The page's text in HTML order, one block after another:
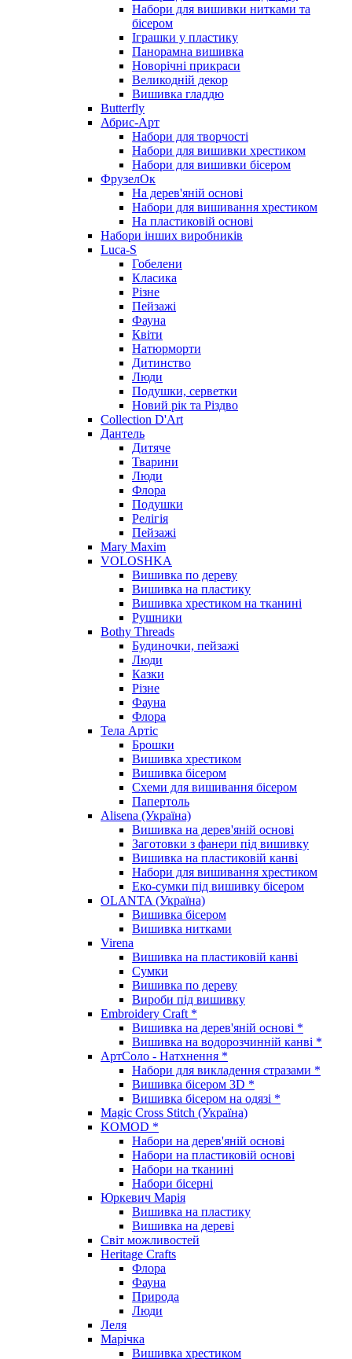
Набори для вишивки нитками та
бісером
Іграшки у пластику
Панорамна вишивка
Новорічні прикраси
Великодній декор
Вишивка гладдю
Butterfly
Абрис-Арт
Набори для творчості
Набори для вишивки хрестиком
Набори для вишивки бісером
ФрузелОк
На дерев'яній основі
Набори для вишивання хрестиком
На пластиковій основі
Набори інших виробників
Luca-S
Гобелени
Класика
Різне
Пейзажі
Фауна
Квіти
Натюрморти
Дитинство
Люди
Подушки, серветки
Новий рік та Різдво
Collection D'Art
Дантель
Дитяче
Тварини
Люди
Флора
Подушки
Релігія
Пейзажі
Mary Maxim
VOLOSHKA
Вишивка по дереву
Вишивка на пластику
Вишивка хрестиком на тканині
Рушники
Bothy Threads
Будиночки, пейзажі
Люди
Казки
Різне
Фауна
Флора
Тела Артіс
Брошки
Вишивка хрестиком
Вишивка бісером
Схеми для вишивання бісером
Папертоль
Alisena (Україна)
Вишивка на дерев'яній основі
Заготовки з фанери під вишивку
Вишивка на пластиковій канві
Набори для вишивання хрестиком
Еко-сумки під вишивку бісером
OLANTA (Україна)
Вишивка бісером
Вишивка нитками
Virena
Вишивка на пластиковій канві
Сумки
Вишивка по дереву
Вироби під вишивку
Embroidery Craft *
Вишивка на дерев'яній основі *
Вишивка на водорозчинній канві *
АртСоло - Натхнення *
Набори для викладення стразами *
Вишивка бісером 3D *
Вишивка бісером на одязі *
Magic Cross Stitch (Україна)
KOMOD *
Набори на дерев'яній основі
Набори на пластиковій основі
Набори на тканині
Набори бісерні
Юркевич Марія
Вишивка на пластику
Вишивка на дереві
Світ можливостей
Heritage Crafts
Флора
Фауна
Природа
Люди
Леля
Марічка
Вишивка хрестиком